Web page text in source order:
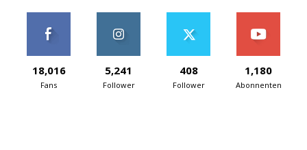
18,016
Fans
5,241
Follower
408
Follower
1,180
Abonnenten